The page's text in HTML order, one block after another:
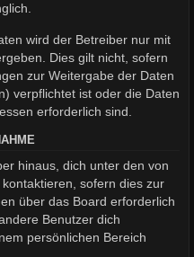
wird der Betreiber nur mit
Dies gilt nicht, sofern
zur Weitergabe der Daten
verpflichtet ist oder die Daten
erforderlich sind.
hinaus, dich unter den von
sofern dies zur
über das Board erforderlich
Benutzer dich
persönlichen Bereich